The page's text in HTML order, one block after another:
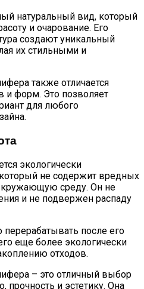
натуральный вид, который
и очарование. Его
создают уникальный
их стильными и
также отличается
форм. Это позволяет
для любого
экологически
не содержит вредных
среду. Он не
и не подвержен распаду
после его
еще более экологически
отходов.
– это отличный выбор
прочность и эстетику. Она